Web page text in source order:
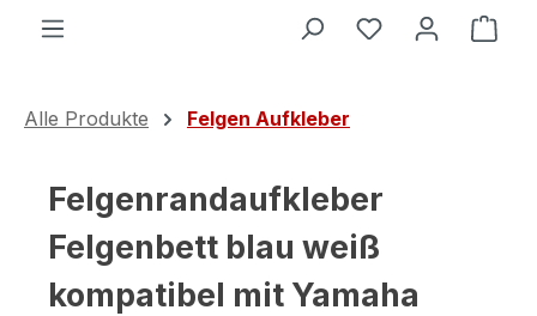
Du hast 0
Alle Produkte Felgen Aufkleber
Felgenrandaufkleber
Felgenbett blau weiß
kompatibel mit Yamaha